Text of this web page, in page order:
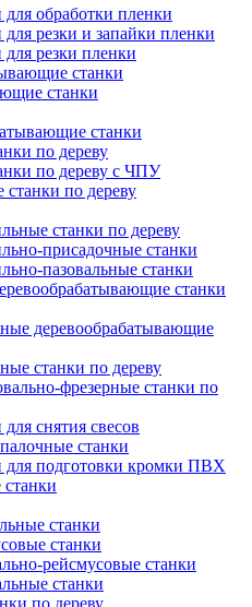
обработки пленки
резки и запайки пленки
резки пленки
станки
станки
станки
по дереву
по дереву с ЧПУ
по дереву
станки по дереву
присадочные станки
пазовальные станки
станки
деревообрабатывающие
станки по дереву
фрезерные станки по
снятия свесов
станки
для подготовки кромки ПВХ
станки
станки
рейсмусовые станки
станки
по дереву